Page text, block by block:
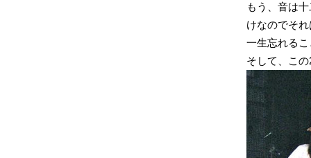
もう、音は
けなのでそ
一生忘れる
そして、こ